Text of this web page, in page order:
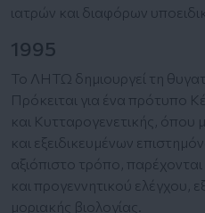
ιατρών και διαφόρων
1995
Το ΛΗΤΩ δημιουργεί τη
Πρόκειται για ένα πρότυπο
και Κυτταρογενετικής,
και εξειδικευμένων
αξιόπιστο τρόπο, παρέχονται
και προγεννητικού ελέγχου,
μοριακής βιολογίας.